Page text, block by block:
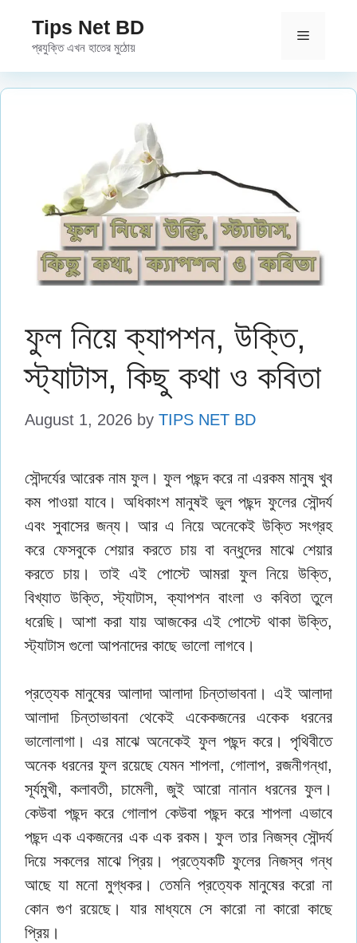
content
Tips Net BD
প্রযুক্তি এখন হাতের মুঠোয়
Menu
ফুল নিয়ে ক্যাপশন, উক্তি,
স্ট্যাটাস, কিছু কথা ও কবিতা
August 1, 2026 by TIPS NET BD
সৌন্দর্যের আরেক নাম ফুল। ফুল পছন্দ করে না এরকম মানুষ খুব
কম পাওয়া যাবে। অধিকাংশ মানুষই ভুল পছন্দ ফুলের সৌন্দর্য
এবং সুবাসের জন্য। আর এ নিয়ে অনেকেই উক্তি সংগ্রহ
করে ফেসবুকে শেয়ার করতে চায় বা বন্ধুদের মাঝে শেয়ার
করতে চায়। তাই এই পোস্টে আমরা ফুল নিয়ে উক্তি,
বিখ্যাত উক্তি, স্ট্যাটাস, ক্যাপশন বাংলা ও কবিতা তুলে
ধরেছি। আশা করা যায় আজকের এই পোস্টে থাকা উক্তি,
স্ট্যাটাস গুলো আপনাদের কাছে ভালো লাগবে।
প্রত্যেক মানুষের আলাদা আলাদা চিন্তাভাবনা। এই আলাদা
আলাদা চিন্তাভাবনা থেকেই একেকজনের একেক ধরনের
ভালোলাগা। এর মাঝে অনেকেই ফুল পছন্দ করে। পৃথিবীতে
অনেক ধরনের ফুল রয়েছে যেমন শাপলা, গোলাপ, রজনীগন্ধা,
সূর্যমুখী, কলাবতী, চামেলী, জুই আরো নানান ধরনের ফুল।
কেউবা পছন্দ করে গোলাপ কেউবা পছন্দ করে শাপলা এভাবে
পছন্দ এক একজনের এক এক রকম। ফুল তার নিজস্ব সৌন্দর্য
দিয়ে সকলের মাঝে প্রিয়। প্রত্যেকটি ফুলের নিজস্ব গন্ধ
আছে যা মনো মুগ্ধকর। তেমনি প্রত্যেক মানুষের করো না
কোন গুণ রয়েছে। যার মাধ্যমে সে কারো না কারো কাছে
প্রিয়।